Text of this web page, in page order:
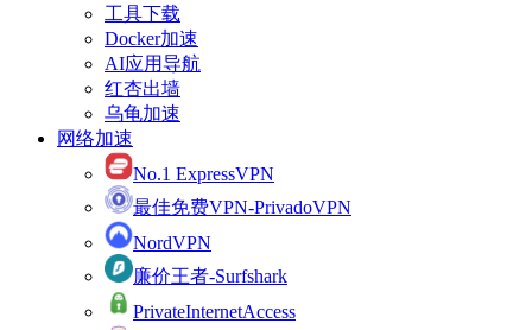
工具下载
Docker加速
AI应用导航
红杏出墙
乌龟加速
网络加速
No.1 ExpressVPN
最佳免费VPN-PrivadoVPN
NordVPN
廉价王者-Surfshark
PrivateInternetAccess